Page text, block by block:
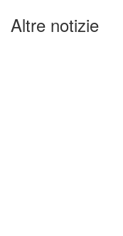
Altre notizie